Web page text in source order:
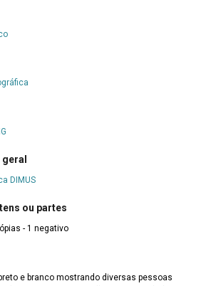
DIMUS
ou partes
- 1 negativo
e branco mostrando diversas pessoas